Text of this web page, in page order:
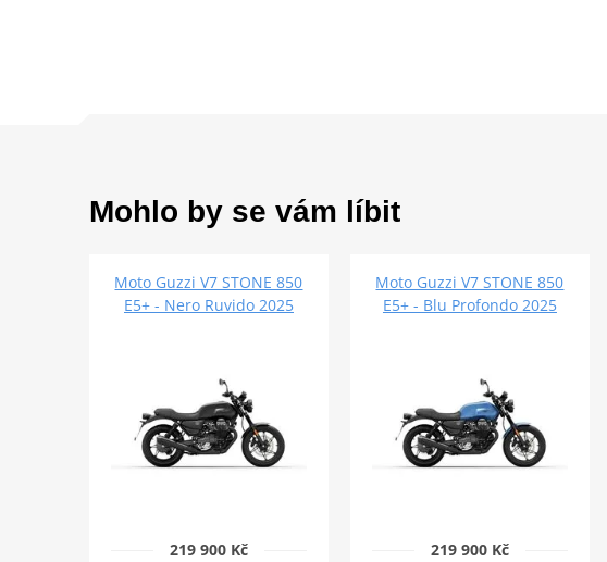
Mohlo by se vám líbit
Moto Guzzi V7 STONE 850
E5+ - Nero Ruvido 2025
219 900 Kč
Moto Guzzi V7 STONE 850
E5+ - Blu Profondo 2025
219 900 Kč